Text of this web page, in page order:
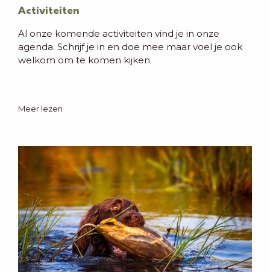
Activiteiten
Al onze komende activiteiten vind je in onze
agenda. Schrijf je in en doe mee maar voel je ook
welkom om te komen kijken.
Meer lezen